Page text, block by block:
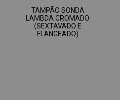
TAMPÃO SONDA
LAMBDA CROMADO
(SEXTAVADO E
FLANGEADO)